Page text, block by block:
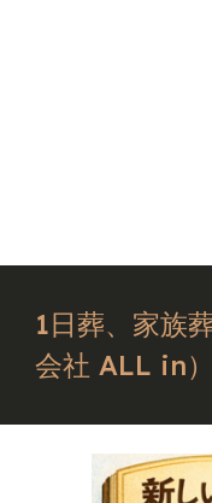
1日葬、家族
会社 ALL in